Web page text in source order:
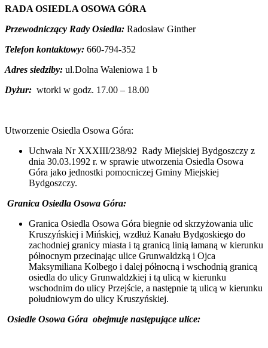
RADA OSIEDLA OSOWA GÓRA
Przewodniczący Rady Osiedla: Radosław Ginther
Telefon kontaktowy: 660-794-352
Adres siedziby: ul.Dolna Waleniowa 1 b
Dyżur: wtorki w godz. 17.00 – 18.00
Utworzenie Osiedla Osowa Góra:
Uchwała Nr XXXIII/238/92 Rady Miejskiej Bydgoszczy z
dnia 30.03.1992 r. w sprawie utworzenia Osiedla Osowa
Góra jako jednostki pomocniczej Gminy Miejskiej
Bydgoszczy.
Granica Osiedla Osowa Góra:
Granica Osiedla Osowa Góra biegnie od skrzyżowania ulic
Kruszyńskiej i Mińskiej, wzdłuż Kanału Bydgoskiego do
zachodniej granicy miasta i tą granicą linią łamaną w kierunku
północnym przecinając ulice Grunwaldzką i Ojca
Maksymiliana Kolbego i dalej północną i wschodnią granicą
osiedla do ulicy Grunwaldzkiej i tą ulicą w kierunku
wschodnim do ulicy Przejście, a następnie tą ulicą w kierunku
południowym do ulicy Kruszyńskiej.
Osiedle Osowa Góra obejmuje następujące ulice: